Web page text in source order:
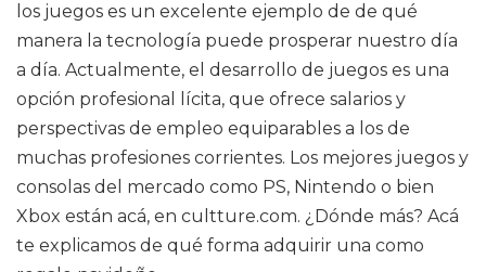
los juegos es un excelente ejemplo de de qué
manera la tecnología puede prosperar nuestro día
a día. Actualmente, el desarrollo de juegos es una
opción profesional lícita, que ofrece salarios y
perspectivas de empleo equiparables a los de
muchas profesiones corrientes. Los mejores juegos y
consolas del mercado como PS, Nintendo o bien
Xbox están acá, en cultture.com. ¿Dónde más? Acá
te explicamos de qué forma adquirir una como